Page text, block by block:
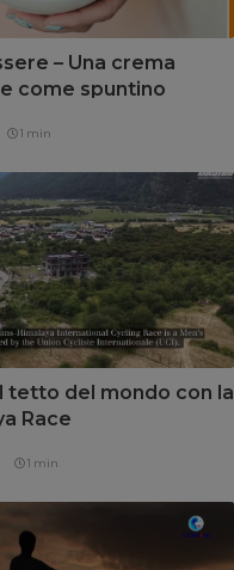
– Una crema
come spuntino
1 min
tetto del mondo con la
Race
1 min